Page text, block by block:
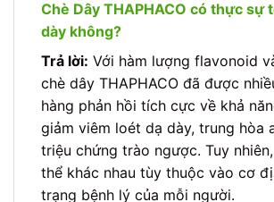
Chè Dây THAPHACO có thực sự
dày không?
Trả lời: Với hàm lượng flavonoid
chè dây THAPHACO đã được
hàng phản hồi tích cực về khả
giảm viêm loét dạ dày, trung hòa
triệu chứng trào ngược. Tuy
thể khác nhau tùy thuộc vào cơ
trạng bệnh lý của mỗi người.